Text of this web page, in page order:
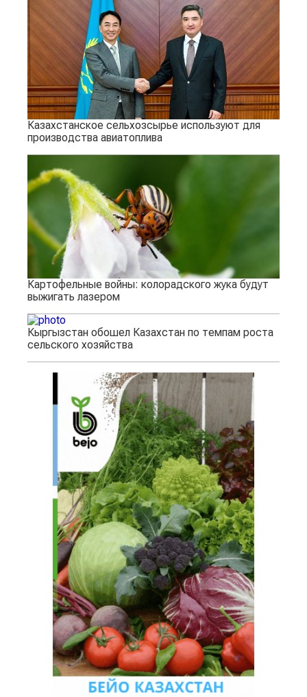
Казахстанское сельхозсырье используют для
производства авиатоплива
Картофельные войны: колорадского жука будут
выжигать лазером
Кыргызстан обошел Казахстан по темпам роста
сельского хозяйства